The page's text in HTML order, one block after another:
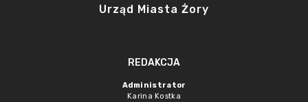
Urząd Miasta Żory
REDAKCJA
Administrator
Karina Kostka